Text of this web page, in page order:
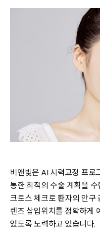
비앤빛은 AI 시력교정 프로
통한 최적의 수술 계획을
크로스 체크로 환자의 안구
렌즈 삽입위치를 정확하게
있도록 노력하고 있습니다.